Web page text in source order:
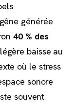
générée
40 % des
baisse au
où le stress
sonore
souvent